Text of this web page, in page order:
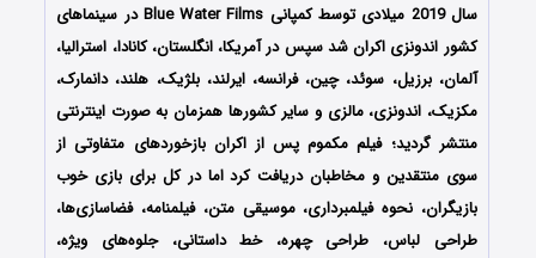
سال 2019 میلادی توسط کمپانی Blue Water Films در سینماهای
کشور اندونزی اکران شد سپس در آمریکا، انگلستان، کانادا، استرالیا،
آلمان، برزیل، سوئد، چین، فرانسه، ایرلند، بلژیک، هلند، دانمارک،
مکزیک، اندونزی، مالزی و سایر کشورها همزمان به صورت اینترنتی
منتشر گردید؛ فیلم مکموم پس از اکران بازخوردهای متفاوتی از
سوی منتقدین و مخاطبان دریافت کرد اما در کل برای بازی خوب
بازیگران، نحوه فیلمبرداری، موسیقی متن، فیلمنامه، فضاسازی‌ها،
طراحی لباس، طراحی چهره، خط داستانی، جلوه‌های ویژه،